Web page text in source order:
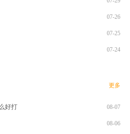
07-26
07-25
07-24
更多
好打 08-07
08-06